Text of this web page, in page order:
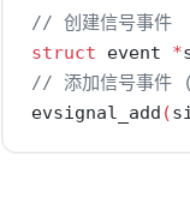
// 创建信号事件
struct event *
// 添加信号事件
evsignal_add (